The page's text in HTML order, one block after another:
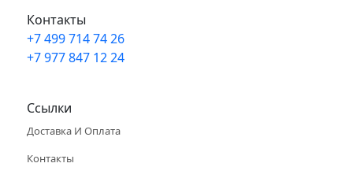
Контакты
+7 499 714 74 26
+7 977 847 12 24
Ссылки
Доставка И Оплата
Контакты